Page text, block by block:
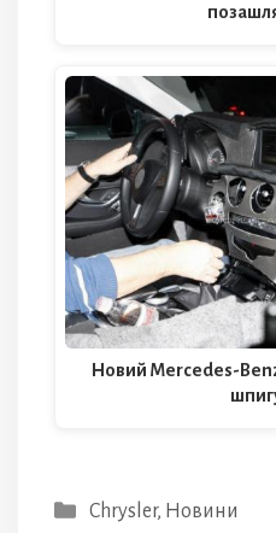
Новий Mercedes-
Категорії
Chrysler, Новини